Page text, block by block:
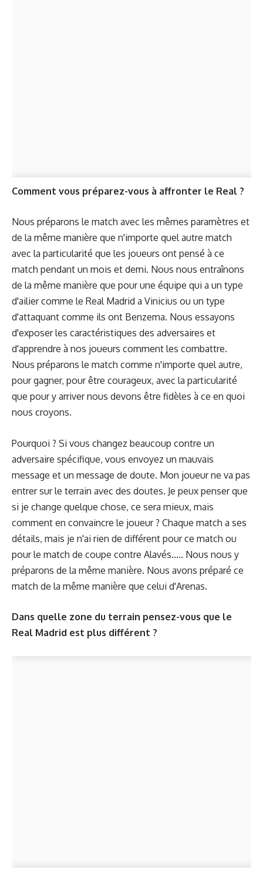
Comment vous préparez-vous à affronter le Real ?
Nous préparons le match avec les mêmes paramètres et
de la même manière que n'importe quel autre match
avec la particularité que les joueurs ont pensé à ce
match pendant un mois et demi. Nous nous entraînons
de la même manière que pour une équipe qui a un type
d'ailier comme le Real Madrid a Vinicius ou un type
d'attaquant comme ils ont Benzema. Nous essayons
d'exposer les caractéristiques des adversaires et
d'apprendre à nos joueurs comment les combattre.
Nous préparons le match comme n'importe quel autre,
pour gagner, pour être courageux, avec la particularité
que pour y arriver nous devons être fidèles à ce en quoi
nous croyons.
Pourquoi ? Si vous changez beaucoup contre un
adversaire spécifique, vous envoyez un mauvais
message et un message de doute. Mon joueur ne va pas
entrer sur le terrain avec des doutes. Je peux penser que
si je change quelque chose, ce sera mieux, mais
comment en convaincre le joueur ? Chaque match a ses
détails, mais je n'ai rien de différent pour ce match ou
pour le match de coupe contre Alavés..... Nous nous y
préparons de la même manière. Nous avons préparé ce
match de la même manière que celui d'Arenas.
Dans quelle zone du terrain pensez-vous que le
Real Madrid est plus différent ?